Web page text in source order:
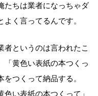
たちは業者になっちゃダ
く言ってるんです。
者というのは言われたこ
「黄色い表紙の本つくっ
つくって納品する。
い表紙の本つくって」